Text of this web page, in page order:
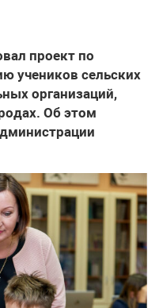
проект по
учеников сельских
организаций,
Об этом